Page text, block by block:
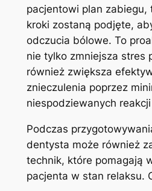
pacjentowi plan zabiegu,
kroki ‍zostaną podjęte,
odczucia bólowe. To
nie tylko zmniejsza stres
również zwiększa
znieczulenia poprzez⁤
niespodziewanych
Podczas
dentysta może ⁤również
technik, które pomagają
pacjenta w stan relaksu.